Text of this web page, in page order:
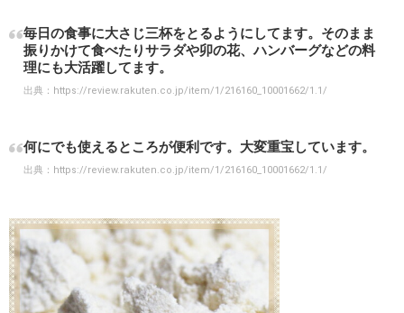
毎日の食事に大さじ三杯をとるようにしてます。そのまま
振りかけて食べたりサラダや卯の花、ハンバーグなどの料
理にも大活躍してます。
出典： https://review.rakuten.co.jp/item/1/216160_10001662/1.1/
何にでも使えるところが便利です。大変重宝しています。
出典： https://review.rakuten.co.jp/item/1/216160_10001662/1.1/